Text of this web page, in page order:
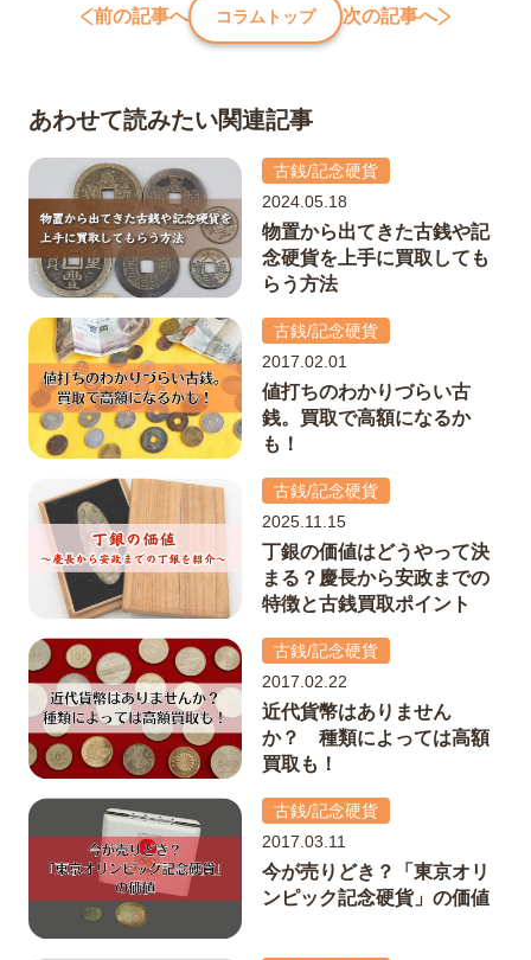
前の記事へ コラムトップ 次の記事へ
あわせて読みたい関連記事
古銭/記念硬貨
2024.05.18
物置から出てきた古銭や記
念硬貨を上手に買取しても
らう方法
古銭/記念硬貨
2017.02.01
値打ちのわかりづらい古
銭。買取で高額になるか
も！
古銭/記念硬貨
2025.11.15
丁銀の価値はどうやって決
まる？慶長から安政までの
特徴と古銭買取ポイント
古銭/記念硬貨
2017.02.22
近代貨幣はありません
か？ 種類によっては高額
買取も！
古銭/記念硬貨
2017.03.11
今が売りどき？「東京オリ
ンピック記念硬貨」の価値